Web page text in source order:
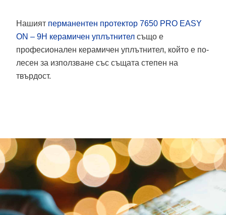
Нашият перманентен протектор 7650 PRO EASY
ON – 9H керамичен уплътнител също е
професионален керамичен уплътнител, който е по-
лесен за използване със същата степен на
твърдост.